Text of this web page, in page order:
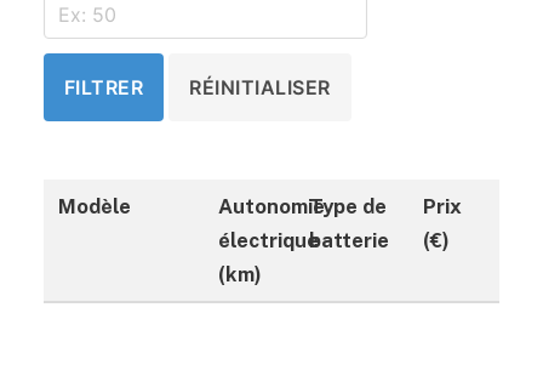
FILTRER RÉINITIALISER
Modèle
Autonomie
électrique
(km)
Type de
batterie
Prix
(€)